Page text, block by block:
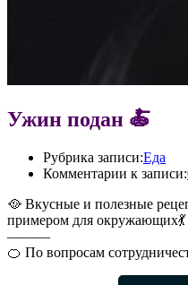
Ужин подан 🍝
Рубрика записи:Еда
Комментарии к записи:
🥘 Вкусные и полезные
примером для окружающих💃
———
🍊 По вопросам